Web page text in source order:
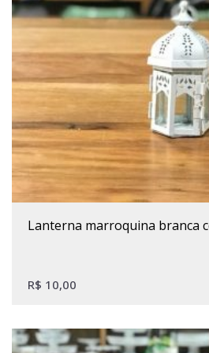
lanterna marroquina branca
R$ 10,00